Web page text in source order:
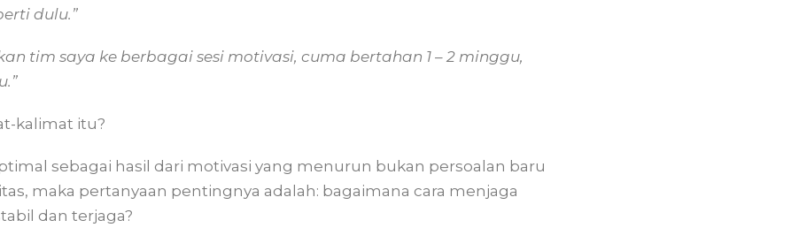
dulu.”
tim saya ke berbagai sesi motivasi, cuma bertahan 1 – 2 minggu,
kalimat itu?
sebagai hasil dari motivasi yang menurun bukan persoalan baru
maka pertanyaan pentingnya adalah: bagaimana cara menjaga
dan terjaga?